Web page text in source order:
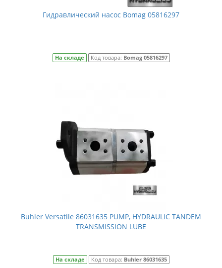
Гидравлический насос Bomag 05816297
На складе Код товара: Bomag 05816297
Buhler Versatile 86031635 PUMP, HYDRAULIC TANDEM
TRANSMISSION LUBE
На складе Код товара: Buhler 86031635